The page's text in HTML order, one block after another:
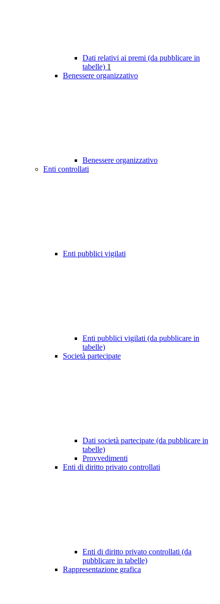
Dati relativi ai premi (da pubblicare in
tabelle) 1
Benessere organizzativo
Benessere organizzativo
Enti controllati
Enti pubblici vigilati
Enti pubblici vigilati (da pubblicare in
tabelle)
Società partecipate
Dati società partecipate (da pubblicare in
tabelle)
Provvedimenti
Enti di diritto privato controllati
Enti di diritto privato controllati (da
pubblicare in tabelle)
Rappresentazione grafica